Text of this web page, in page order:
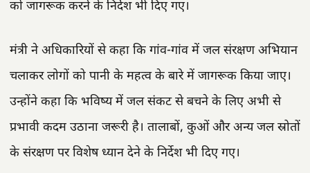
को जागरूक करने के निर्देश भी दिए गए।
मंत्री ने अधिकारियों से कहा कि गांव-गांव में जल संरक्षण अभियान
चलाकर लोगों को पानी के महत्व के बारे में जागरूक किया जाए।
उन्होंने कहा कि भविष्य में जल संकट से बचने के लिए अभी से
प्रभावी कदम उठाना जरूरी है। तालाबों, कुओं और अन्य जल स्रोतों
के संरक्षण पर विशेष ध्यान देने के निर्देश भी दिए गए।